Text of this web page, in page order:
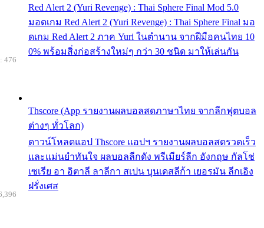
Red Alert 2 (Yuri Revenge) : Thai Sphere Final Mod 5.0
มอดเกม Red Alert 2 (Yuri Revenge) : Thai Sphere Final มอ
ดเกม Red Alert 2 ภาค Yuri ในตำนาน จากฝีมือคนไทย 10
0% พร้อมสิ่งก่อสร้างใหม่ๆ กว่า 30 ชนิด มาให้เล่นกัน
Thscore (App รายงานผลบอลสดภาษาไทย จากลีกฟุตบอล
ต่างๆ ทั่วโลก)
ดาวน์โหลดแอป Thscore แอปฯ รายงานผลบอลสดรวดเร็ว
และแม่นยำทันใจ ผลบอลลีกดัง พรีเมียร์ลีก อังกฤษ กัลโช่
เซเรีย อา อิตาลี ลาลีกา สเปน บุนเดสลีก้า เยอรมัน ลีกเอิง
ฝรั่งเศส
476